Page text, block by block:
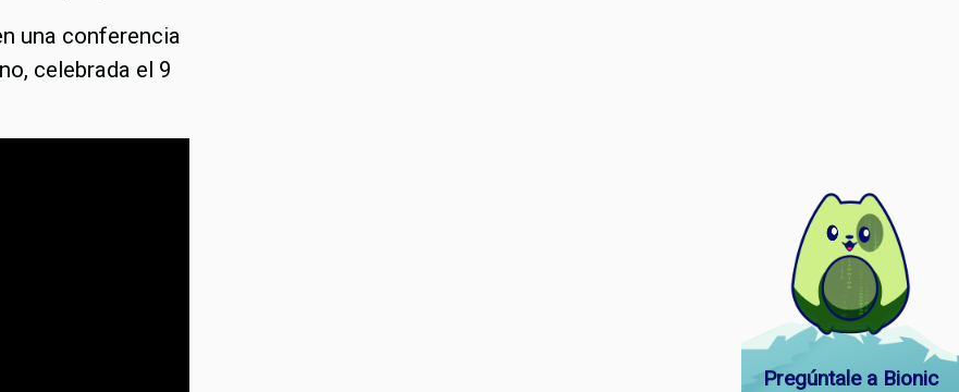
una conferencia
celebrada el 9
Pregúntale a Bionic